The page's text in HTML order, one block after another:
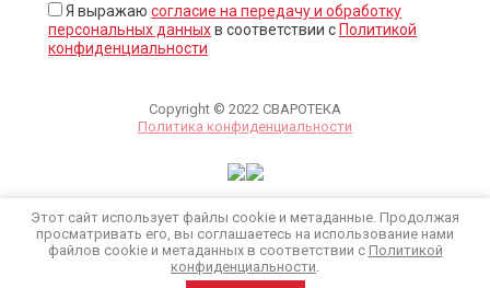
Я выражаю согласие на передачу и обработку
персональных данныхв соответствии с Политикой
конфиденциальности
Copyright © 2022 СВАРОТЕКА
Политика конфиденциальности
Мегагрупп.ру
Этот сайт использует файлы cookie и метаданные. Продолжая
просматривать его, вы соглашаетесь на использование нами
файлов cookie и метаданных в соответствии с Политикой
конфиденциальности.